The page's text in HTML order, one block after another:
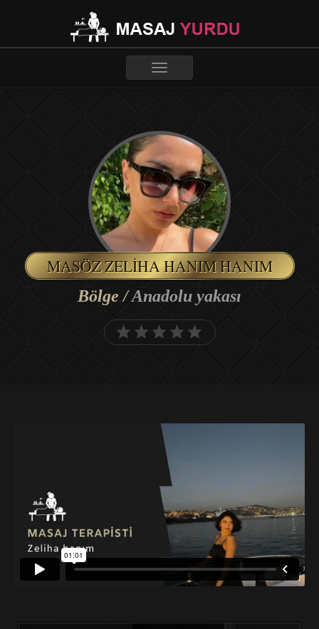
Toggle
MASÖZ ZELIHA HANIM HANIM
Bölge /Anadolu yakası